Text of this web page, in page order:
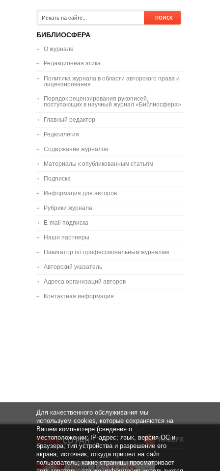
БИБЛИОСФЕРА
О журнале
Редакционная этика
Политика журнала в области авторского права и
лицензирования
Порядок рецензирования рукописей,
поступающих в научный журнал «Библиосфера»
Главный редактор
Редколлегия
Содержание журналов
Материалы к опубликованным статьям
Подписка
Информация для авторов
Рубрики журнала
E-mail подписка
Наши партнеры
Навигатор по профессиональным журналам
Авторский указатель
Адреса организаций авторов
Контактная информация
НАВЕРХ
Для качественного обслуживания мы
используем cookies, которые сохраняются на
Вашем компьютере (сведения о
местоположении; IP-адрес; язык, версия ОС и
браузера; тип устройства и разрешение его
экрана; источник, откуда пришел на сайт
пользователь; какие страницы просматривает